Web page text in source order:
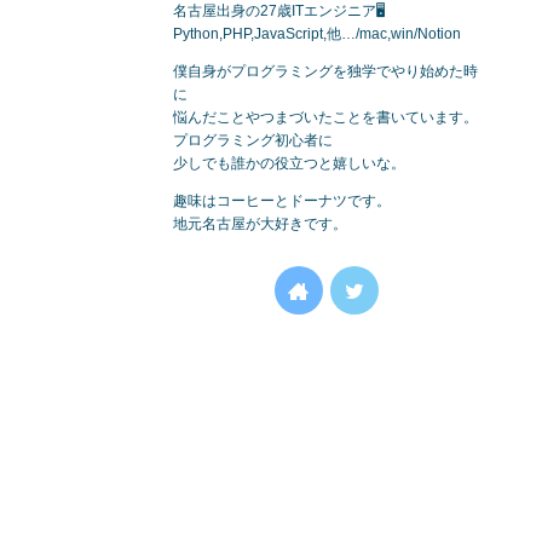
名古屋出身の27歳ITエンジニア🖥
Python,PHP,JavaScript,他…/mac,win/Notion
僕自身がプログラミングを独学でやり始めた時
に
悩んだことやつまづいたことを書いています。
プログラミング初心者に
少しでも誰かの役立つと嬉しいな。
趣味はコーヒーとドーナツです。
地元名古屋が大好きです。